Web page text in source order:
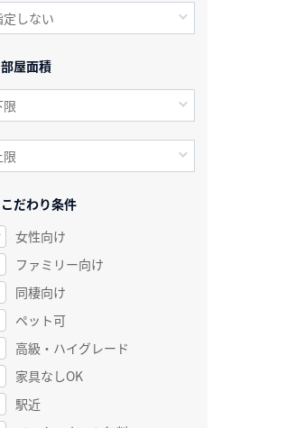
部屋面積
こだわり条件
女性向け
ファミリー向け
同棲向け
ペット可
高級・ハイグレード
家具なしOK
駅近